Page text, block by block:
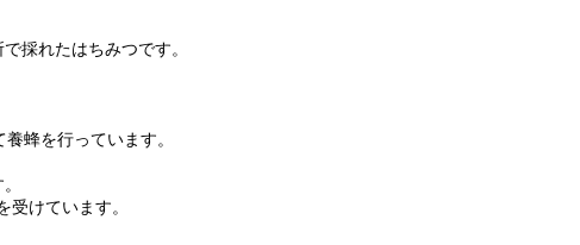
採れたはちみつです。
蜂を行っています。
けています。